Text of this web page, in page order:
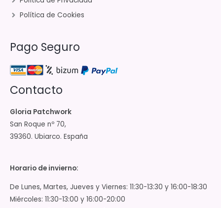
Política de Cookies
Pago Seguro
Contacto
Gloria Patchwork
San Roque nº 70,
39360. Ubiarco. España
Horario de invierno:
De Lunes, Martes, Jueves y Viernes: 11:30-13:30 y 16:00-18:30
Miércoles: 11:30-13:00 y 16:00-20:00